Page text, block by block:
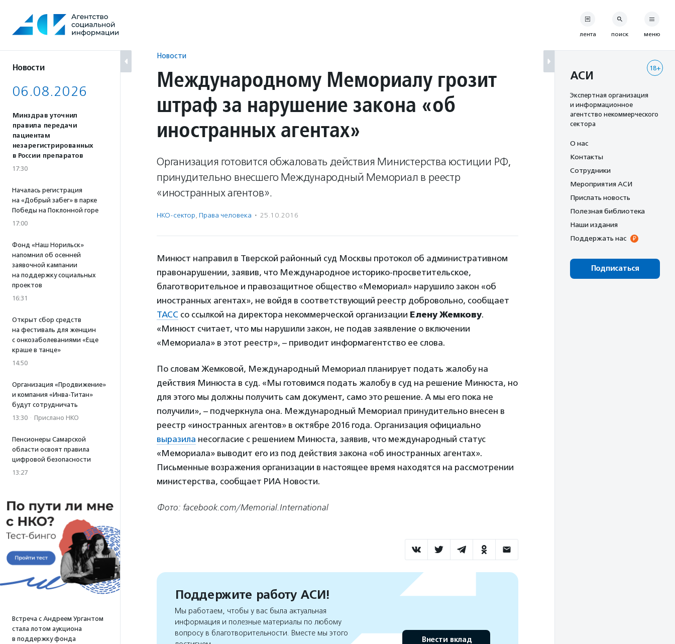
содержанию
Новости
06.08.2026
Минздрав уточнил
правила передачи
пациентам
незарегистрированных
в России препаратов
17:30
Началась регистрация
на «Добрый забег» в парке
Победы на Поклонной горе
17:00
Фонд «Наш Норильск»
напомнил об осенней
заявочной кампании
на поддержку социальных
проектов
16:31
Открыт сбор средств
на фестиваль для женщин
с онкозаболеваниями «Еще
краше в танце»
14:50
Организация «Продвижение»
и компания «Инва-Титан»
будут сотрудничать
13:30 · Прислано НКО
Пенсионеры Самарской
области освоят правила
цифровой безопасности
13:27
Встреча с Андреем Ургантом
стала лотом аукциона
в поддержку фонда
Новости
Международному Мемориалу грозит
штраф за нарушение закона «об
иностранных агентах»
Организация готовится обжаловать действия Министерства юстиции РФ,
принудительно внесшего Международный Мемориал в реестр
«иностранных агентов».
НКО-сектор, Права человека · 25.10.2016
Минюст направил в Тверской районный суд Москвы протокол об административном
правонарушении, заявив, что Международное историко-просветительское,
благотворительное и правозащитное общество «Мемориал» нарушило закон «об
иностранных агентах», не войдя в соответствующий реестр добровольно, сообщает
ТАСС со ссылкой на директора некоммерческой организации Елену Жемкову.
«Минюст считает, что мы нарушили закон, не подав заявление о включении
«Мемориала» в этот реестр», – приводит информагентство ее слова.
По словам Жемковой, Международный Мемориал планирует подать жалобу на
действия Минюста в суд. «Мы готовимся подать жалобу в суд на решение Минюста, но
для этого мы должны получить сам документ, само это решение. А мы его пока не
получили», – подчеркнула она. Международный Мемориал принудительно внесен в
реестр «иностранных агентов» в октябре 2016 года. Организация официально
выразила несогласие с решением Минюста, заявив, что международный статус
«Мемориала» выводит его из под действия закона «об иностранных агентах».
Письменные возражения организации в настоящее время находятся на рассмотрении
министерства, сообщает РИА Новости.
Фото: facebook.com/Memorial.International
Поддержите работу АСИ!
Мы работаем, чтобы у вас была актуальная
информация и полезные материалы по любому
вопросу в благотворительности. Вместе мы этого
Внести вклад
лента поиск меню
18+
АСИ
Экспертная организация
и информационное
агентство некоммерческого
сектора
О нас
Контакты
Сотрудники
Мероприятия АСИ
Прислать новость
Полезная библиотека
Наши издания
Поддержать нас
Подписаться